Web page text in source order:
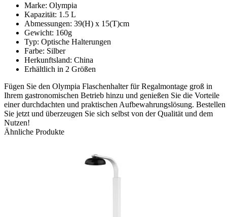
Marke: Olympia
Kapazität: 1.5 L
Abmessungen: 39(H) x 15(T)cm
Gewicht: 160g
Typ: Optische Halterungen
Farbe: Silber
Herkunftsland: China
Erhältlich in 2 Größen
Fügen Sie den Olympia Flaschenhalter für Regalmontage groß in
Ihrem gastronomischen Betrieb hinzu und genießen Sie die Vorteile
einer durchdachten und praktischen Aufbewahrungslösung. Bestellen
Sie jetzt und überzeugen Sie sich selbst von der Qualität und dem
Nutzen!
Ähnliche Produkte